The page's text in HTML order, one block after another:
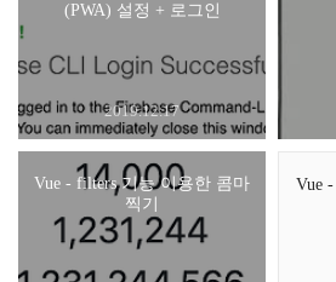
(PWA) 설정 + 로그인
2019.12.17
Vue - filters 기능 이용한 콤마
찍기
Vue